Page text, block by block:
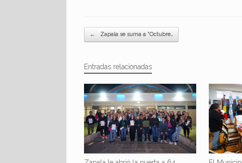
Navegador de artículos
← Zapala se suma a “Octubre…
Entradas relacionadas